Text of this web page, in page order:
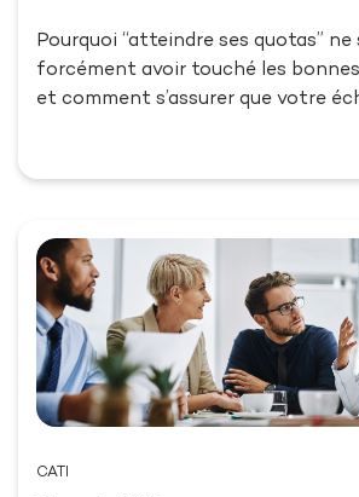
Pourquoi “atteindre ses quotas” ne
forcément avoir touché les
et comment s’assurer que votre
CATI